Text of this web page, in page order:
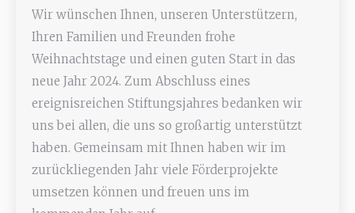
Wir wünschen Ihnen, unseren Unterstützern,
Ihren Familien und Freunden frohe
Weihnachtstage und einen guten Start in das
neue Jahr 2024. Zum Abschluss eines
ereignisreichen Stiftungsjahres bedanken wir
uns bei allen, die uns so großartig unterstützt
haben. Gemeinsam mit Ihnen haben wir im
zurückliegenden Jahr viele Förderprojekte
umsetzen können und freuen uns im